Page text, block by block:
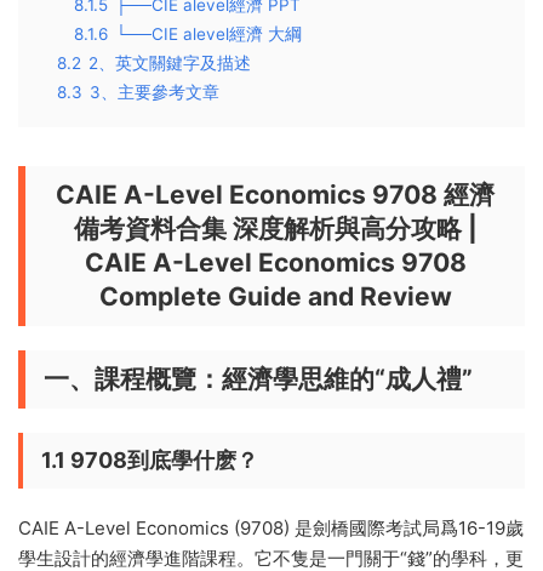
8.1.5
├──CIE alevel經濟 PPT
8.1.6
└──CIE alevel經濟 大綱
8.2 2、英文關鍵字及描述
8.3 3、主要參考文章
CAIE A-Level Economics 9708 經濟
備考資料合集 深度解析與高分攻略 |
CAIE A-Level Economics 9708
Complete Guide and Review
一、課程概覽：經濟學思維的“成人禮”
1.1 9708到底學什麽？
CAIE A-Level Economics (9708) 是劍橋國際考試局爲16-19歲
學生設計的經濟學進階課程。它不隻是一門關于“錢”的學科，更